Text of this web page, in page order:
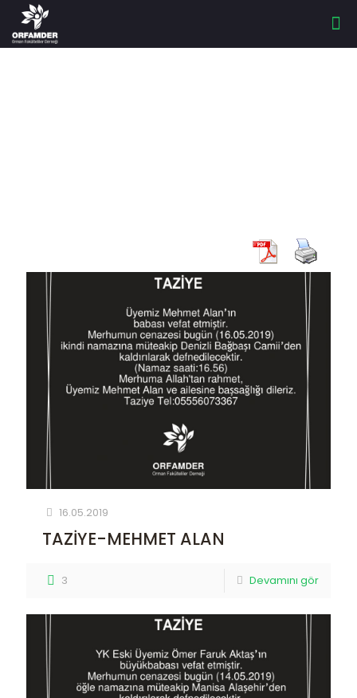
16.05.2019
TAZİYE-MEHMET ALAN
3 Devamını gör